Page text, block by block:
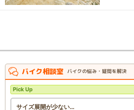
バイク相談室 バイクの悩み・疑問を解決
Pick Up
サイズ展開が少ない…